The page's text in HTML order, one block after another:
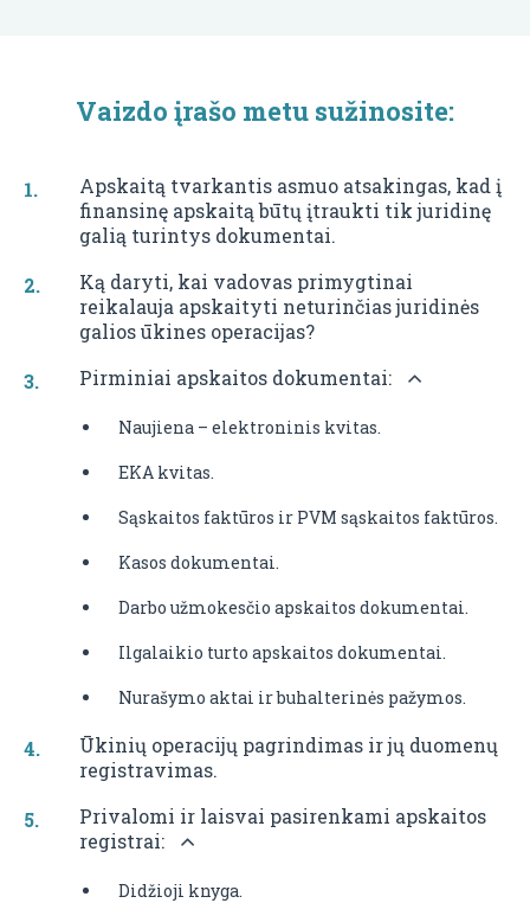
Vaizdo įrašo metu sužinosite:
Apskaitą tvarkantis asmuo atsakingas, kad į
finansinę apskaitą būtų įtraukti tik juridinę
galią turintys dokumentai.
Ką daryti, kai vadovas primygtinai
reikalauja apskaityti neturinčias juridinės
galios ūkines operacijas?
Pirminiai apskaitos dokumentai:
Naujiena – elektroninis kvitas.
EKA kvitas.
Sąskaitos faktūros ir PVM sąskaitos faktūros.
Kasos dokumentai.
Darbo užmokesčio apskaitos dokumentai.
Ilgalaikio turto apskaitos dokumentai.
Nurašymo aktai ir buhalterinės pažymos.
Ūkinių operacijų pagrindimas ir jų duomenų
registravimas.
Privalomi ir laisvai pasirenkami apskaitos
registrai:
Didžioji knyga.